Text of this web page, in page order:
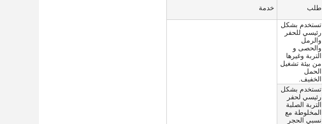
طلب خدمة
تستخدم بشكل
رئيسي للحفر
والرمل
والحصى و
التربة وغيرها
من بيئة تشغيل
الحمل
الخفيف.
تستخدم بشكل
رئيسي لحفر
التربة الصلبة
المخلوطة مع
نسبي الحجر